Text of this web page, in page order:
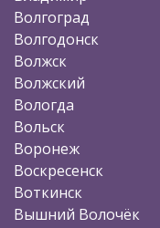
Волгоград
Волгодонск
Волжск
Волжский
Вологда
Вольск
Воронеж
Воскресенск
Воткинск
Вышний Волочёк